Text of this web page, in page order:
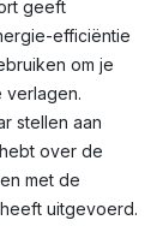
geeft
efficiëntie
om je
verlagen.
stellen aan
over de
met de
uitgevoerd.